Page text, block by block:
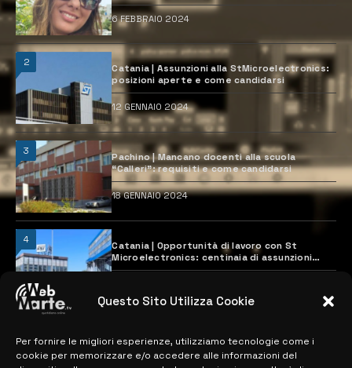
Questo Sito Utilizza Cookie
Per fornire le migliori esperienze, utilizziamo tecnologie come i
cookie per memorizzare e/o accedere alle informazioni del
6 FEBBRAIO 2024
2
Catania | Assunzioni alla StMicroelectronics:
posizioni aperte e come candidarsi
12 GENNAIO 2024
3
Pachino | Mancano docenti alla scuola
“Calleri”: requisiti e come candidarsi
18 GENNAIO 2024
4
Catania | Opportunità di lavoro con St
Microelectronics: centinaia di assunzioni
previste
MAPPA DEL SITO